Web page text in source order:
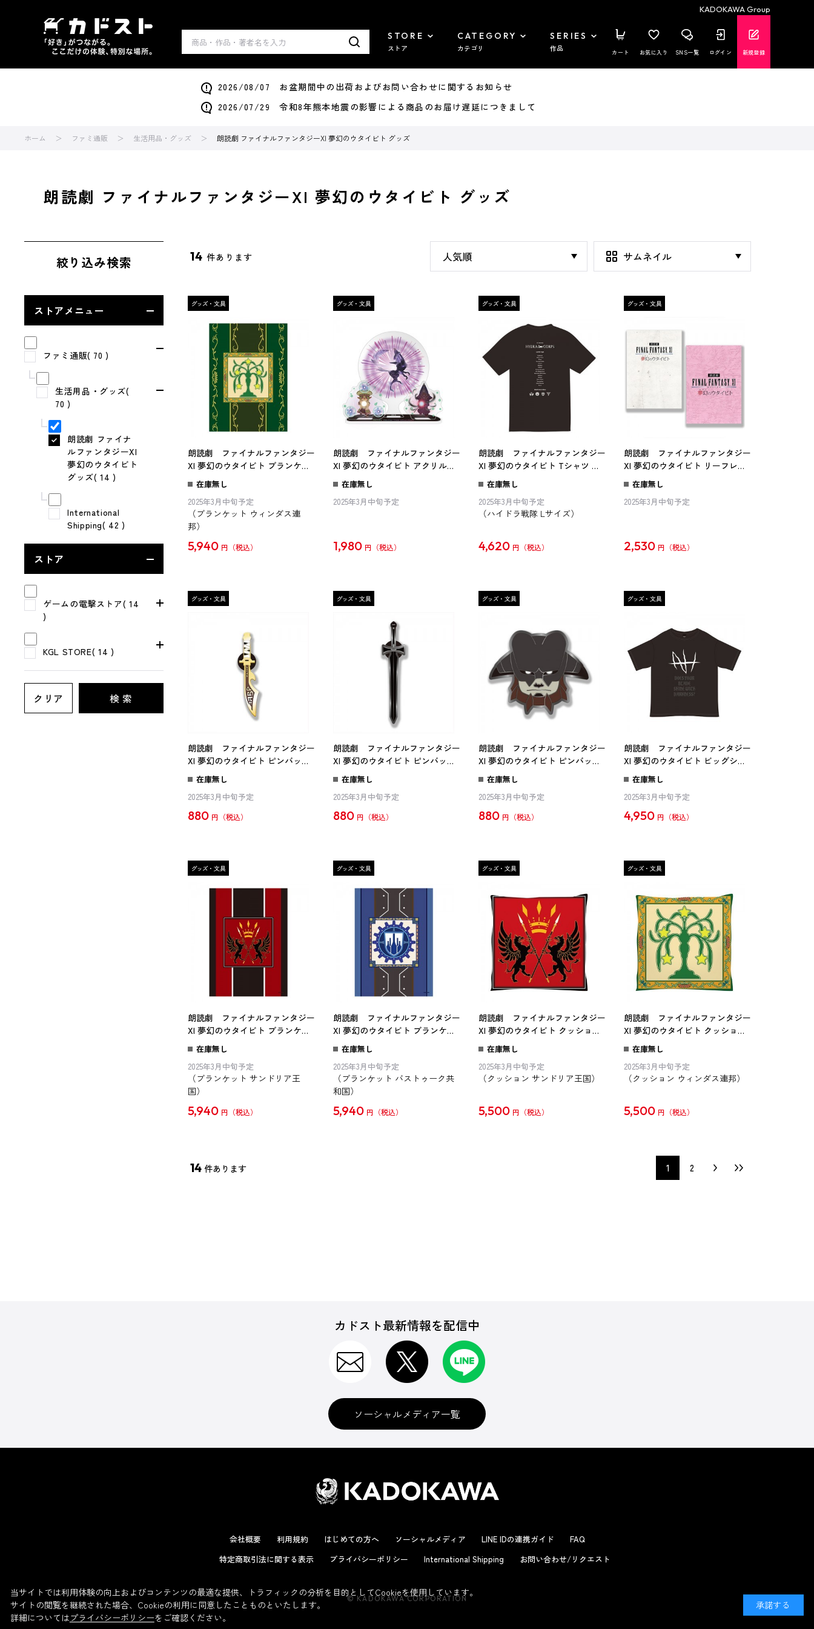
KADOKAWA Group
STORE
ストア
CATEGORY
カテゴリ
SERIES
作品 カート お気に入り SNS一覧 ログイン 新規登録
2026/08/07 お盆期間中の出荷およびお問い合わせに関するお知らせ
2026/07/29 令和8年熊本地震の影響による商品のお届け遅延につきまして
ホーム ファミ通販 生活用品・グッズ 朗読劇 ファイナルファンタジーXI 夢幻のウタイビト グッズ
朗読劇 ファイナルファンタジーXI 夢幻のウタイビト グッズ
絞り込み検索
ストアメニュー
ファミ通販( 70 )
生活用品・グッズ(
70 )
朗読劇 ファイナ
ルファンタジーXI
夢幻のウタイビト
グッズ( 14 )
International
Shipping( 42 )
ストア
ゲームの電撃ストア( 14
)
KGL STORE( 14 )
クリア 検 索
14 件あります
朗読劇 ファイナルファンタジー
XI 夢幻のウタイビト ブランケッ
ト ウィンダス連邦
在庫無し
2025年3月中旬予定
（ブランケット ウィンダス連
邦）
5,940 円
朗読劇 ファイナルファンタジー
XI 夢幻のウタイビト アクリルジ
オラマ 星月、その姿は
在庫無し
2025年3月中旬予定
1,980 円
朗読劇 ファイナルファンタジー
XI 夢幻のウタイビト Tシャツ ハ
イドラ戦隊 Lサイズ
在庫無し
2025年3月中旬予定
（ハイドラ戦隊 Lサイズ）
4,620 円
朗読劇 ファイナルファンタジー
XI 夢幻のウタイビト リーフレッ
ト・複製台本セット
在庫無し
2025年3月中旬予定
2,530 円
朗読劇 ファイナルファンタジー
XI 夢幻のウタイビト ピンバッジ
マンダウ
在庫無し
2025年3月中旬予定
880 円
朗読劇 ファイナルファンタジー
XI 夢幻のウタイビト ピンバッジ
カオスブリンガー
在庫無し
2025年3月中旬予定
880 円
朗読劇 ファイナルファンタジー
XI 夢幻のウタイビト ピンバッジ
ザイド
在庫無し
2025年3月中旬予定
880 円
朗読劇 ファイナルファンタジー
XI 夢幻のウタイビト ビッグシル
エットTシャツ“おまえの刃は黒
く輝いているか？” ※2025年11月
中旬出荷分
在庫無し
2025年3月中旬予定
4,950 円
朗読劇 ファイナルファンタジー
XI 夢幻のウタイビト ブランケッ
ト サンドリア王国
在庫無し
2025年3月中旬予定
（ブランケット サンドリア王
国）
5,940 円
朗読劇 ファイナルファンタジー
XI 夢幻のウタイビト ブランケッ
ト バストゥーク共和国
在庫無し
2025年3月中旬予定
（ブランケット バストゥーク共
和国）
5,940 円
朗読劇 ファイナルファンタジー
XI 夢幻のウタイビト クッション
サンドリア王国※2025年11月中旬
出荷分
在庫無し
2025年3月中旬予定
（クッション サンドリア王国）
5,500 円
朗読劇 ファイナルファンタジー
XI 夢幻のウタイビト クッション
ウィンダス連邦
在庫無し
2025年3月中旬予定
（クッション ウィンダス連邦）
5,500 円
14 件あります 1 2
カドスト最新情報を配信中
ソーシャルメディア一覧
会社概要 利用規約 はじめての方へ ソーシャルメディア LINE IDの連携ガイド
FAQ
特定商取引法に関する表示
プライバシーポリシー International Shipping お問い合わせ/リクエスト
© KADOKAWA CORPORATION
当サイトでは利用体験の向上およびコンテンツの最適な提供、トラフィックの分析を目的としてCookieを使用しています。
サイトの閲覧を継続された場合、Cookieの利用に同意したことものといたします。
詳細についてはプライバシーポリシーをご確認ください。
承諾する